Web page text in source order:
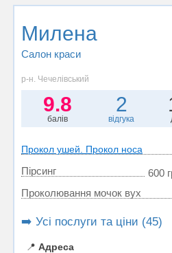
Милена
Салон краси
р-н. Чечелівський
9.8
балів
2
відгука
Прокол ушей. Прокол носа
Пірсинг
600
Проколювання мочок вух
➡️ Усі послуги та ціни (45)
📍 Адреса